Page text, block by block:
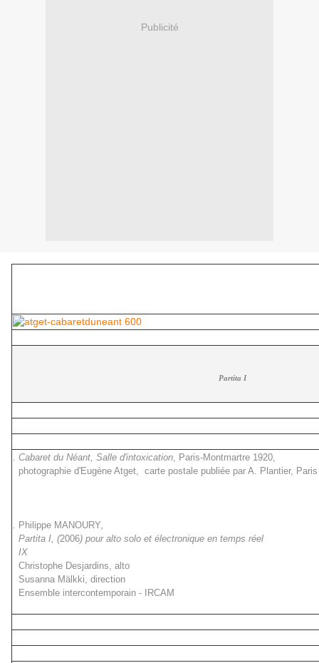
Publicité
Partita I
. Cabaret du Néant, Salle d'intoxication, Paris-Montmartre 1920,
photographie d'Eugène Atget, carte postale publiée par A. Plantier, Paris
. Philippe MANOURY,
Partita I, (2006) pour alto solo et électronique en temps réel
IX
Christophe Desjardins, alto
Susanna Mälkki, direction
Ensemble intercontemporain - IRCAM